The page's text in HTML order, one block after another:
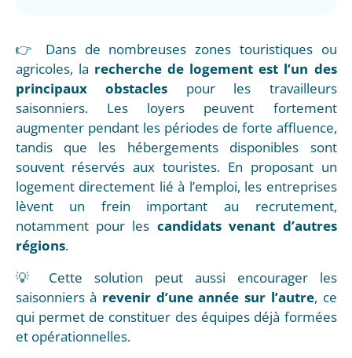
👉 Dans de nombreuses zones touristiques ou
agricoles, la recherche de logement est l’un des
principaux obstacles pour les travailleurs
saisonniers. Les loyers peuvent fortement
augmenter pendant les périodes de forte affluence,
tandis que les hébergements disponibles sont
souvent réservés aux touristes. En proposant un
logement directement lié à l’emploi, les entreprises
lèvent un frein important au recrutement,
notamment pour les candidats venant d’autres
régions.
💡 Cette solution peut aussi encourager les
saisonniers à revenir d’une année sur l’autre, ce
qui permet de constituer des équipes déjà formées
et opérationnelles.